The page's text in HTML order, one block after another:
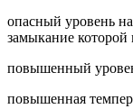
опасный уровень
замыкание которой
повышенный
повышенная